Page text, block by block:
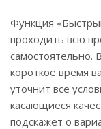
Функция
проходить всю
самостоятельно.
короткое время
уточнит все
касающиеся
подскажет о